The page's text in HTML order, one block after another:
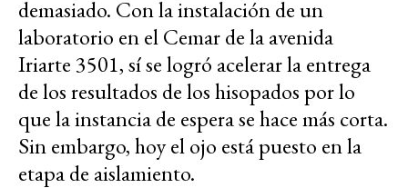
demasiado. Con la instalación de un
laboratorio en el Cemar de la avenida
Iriarte 3501, sí se logró acelerar la entrega
de los resultados de los hisopados por lo
que la instancia de espera se hace más corta.
Sin embargo, hoy el ojo está puesto en la
etapa de aislamiento.